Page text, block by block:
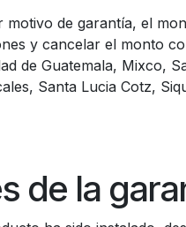
de garantía, el
y cancelar el monto
de Guatemala, Mixco,
Santa Lucia Cotz,
de la